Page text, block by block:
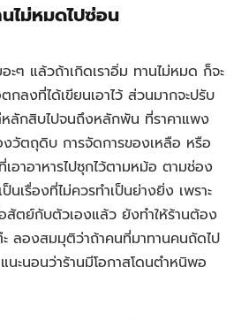
ไม่หมดไปซ่อน
อะๆ แล้วถ้าเกิดเราอิ่ม ทานไม่หมด ก็จะ
ลงที่ได้เขียนเอาไว้ ส่วนมากจะปรับ
ลักสิบไปจนถึงหลักพัน ที่ราคาแพง
งวัตถุดิบ การจัดการของเหลือ หรือ
อาอาหารไปซุกไว้ตามหม้อ ตามช่อง
นเรื่องที่ไม่ควรทำเป็นย่างยิ่ง เพราะ
อสัตย์กับตัวเองแล้ว ยังทำให้ร้านต้อง
ะ ลองสมมุติว่าถ้าคนที่มาทานคนถัดไป
นะนอนว่าร้านมีโอกาสโดนตำหนิพอ